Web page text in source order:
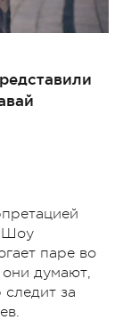
паре во
они думают,
за